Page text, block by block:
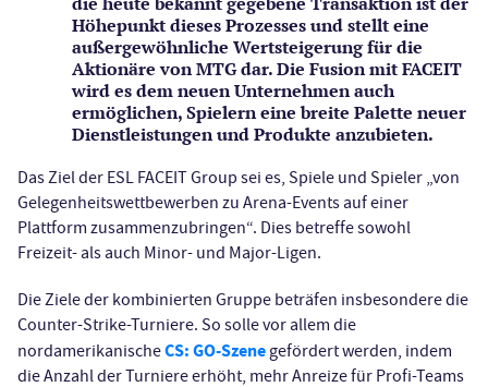
Höhepunkt dieses Prozesses und stellt eine
außergewöhnliche Wertsteigerung für die
Aktionäre von MTG dar. Die Fusion mit FACEIT
wird es dem neuen Unternehmen auch
ermöglichen, Spielern eine breite Palette neuer
Dienstleistungen und Produkte anzubieten.
Das Ziel der ESL FACEIT Group sei es, Spiele und Spieler „von
Gelegenheitswettbewerben zu Arena-Events auf einer
Plattform zusammenzubringen“. Dies betreffe sowohl
Freizeit- als auch Minor- und Major-Ligen.
Die Ziele der kombinierten Gruppe beträfen insbesondere die
Counter-Strike-Turniere. So solle vor allem die
nordamerikanischeCS: GO-Szene gefördert werden, indem
die Anzahl der Turniere erhöht, mehr Anreize für Profi-Teams